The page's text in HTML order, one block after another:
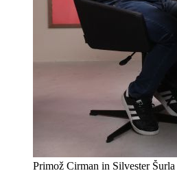
Primož Cirman in Silvester Šurla